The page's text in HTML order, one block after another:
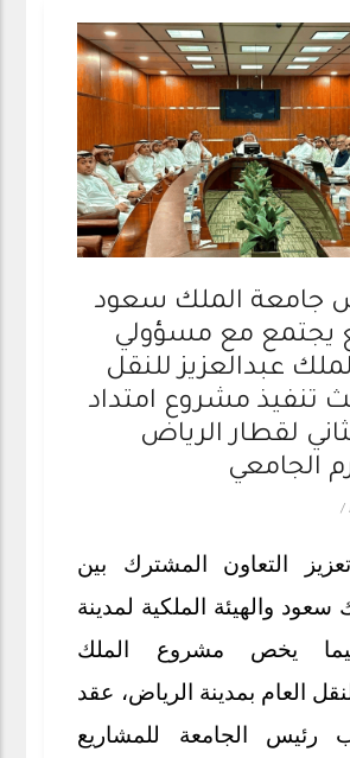
جامعة الملك سعود
يجتمع مع مسؤولي
عبدالعزيز للنقل
تنفيذ مشروع امتداد
لقطار الرياض
الجامعي
/
التعاون المشترك بين
سعود والهيئة الملكية لمدينة
يخص مشروع الملك
العام بمدينة الرياض، عقد
رئيس الجامعة للمشاريع